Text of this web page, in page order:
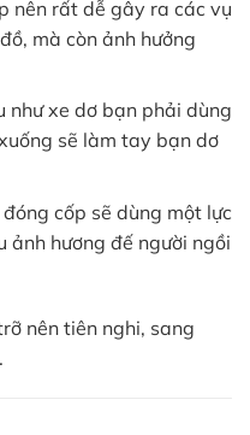
nên rất dễ gây ra các vụ
mà còn ảnh hưởng
như xe dơ bạn phải dùng
sẽ làm tay bạn dơ
đóng cốp sẽ dùng một lực
ảnh hương đế người ngồi
nên tiên nghi, sang